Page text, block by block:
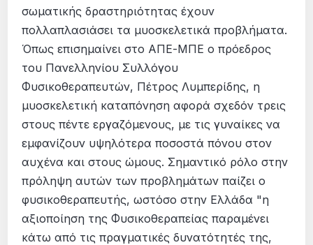
σωματικής δραστηριότητας έχουν
πολλαπλασιάσει τα μυοσκελετικά προβλήματα.
Όπως επισημαίνει στο ΑΠΕ-ΜΠΕ ο πρόεδρος
του Πανελληνίου Συλλόγου
Φυσικοθεραπευτών, Πέτρος Λυμπερίδης, η
μυοσκελετική καταπόνηση αφορά σχεδόν τρεις
στους πέντε εργαζόμενους, με τις γυναίκες να
εμφανίζουν υψηλότερα ποσοστά πόνου στον
αυχένα και στους ώμους. Σημαντικό ρόλο στην
πρόληψη αυτών των προβλημάτων παίζει ο
φυσικοθεραπευτής, ωστόσο στην Ελλάδα "η
αξιοποίηση της Φυσικοθεραπείας παραμένει
κάτω από τις πραγματικές δυνατότητές της,